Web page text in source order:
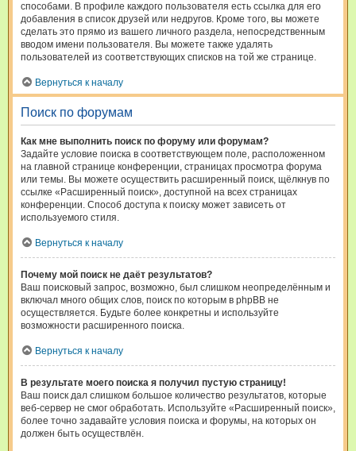
способами. В профиле каждого пользователя есть ссылка для его
добавления в список друзей или недругов. Кроме того, вы можете
сделать это прямо из вашего личного раздела, непосредственным
вводом имени пользователя. Вы можете также удалять
пользователей из соответствующих списков на той же странице.
Вернуться к началу
Поиск по форумам
Как мне выполнить поиск по форуму или форумам?
Задайте условие поиска в соответствующем поле, расположенном
на главной странице конференции, страницах просмотра форума
или темы. Вы можете осуществить расширенный поиск, щёлкнув по
ссылке «Расширенный поиск», доступной на всех страницах
конференции. Способ доступа к поиску может зависеть от
используемого стиля.
Вернуться к началу
Почему мой поиск не даёт результатов?
Ваш поисковый запрос, возможно, был слишком неопределённым и
включал много общих слов, поиск по которым в phpBB не
осуществляется. Будьте более конкретны и используйте
возможности расширенного поиска.
Вернуться к началу
В результате моего поиска я получил пустую страницу!
Ваш поиск дал слишком большое количество результатов, которые
веб-сервер не смог обработать. Используйте «Расширенный поиск»,
более точно задавайте условия поиска и форумы, на которых он
должен быть осуществлён.